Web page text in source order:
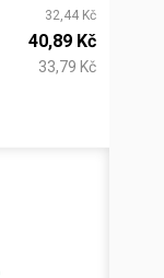
32,44 Kč
40,89 Kč
33,79 Kč